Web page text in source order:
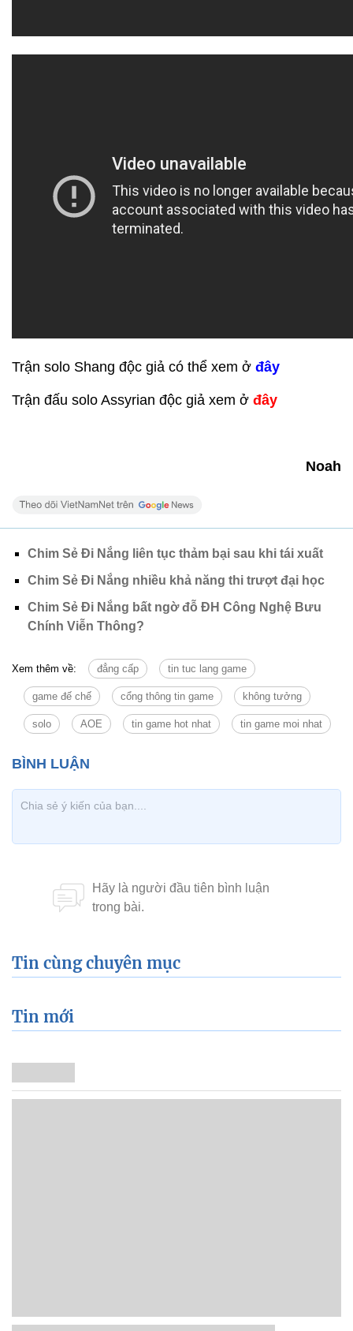
Trận solo Shang độc giả có thể xem ở đây
Trận đấu solo Assyrian độc giả xem ở đây
Noah
Chim Sẻ Đi Nắng liên tục thảm bại sau khi tái xuất
Chim Sẻ Đi Nắng nhiều khả năng thi trượt đại học
Chim Sẻ Đi Nắng bất ngờ đỗ ĐH Công Nghệ Bưu
Chính Viễn Thông?
Xem thêm về: đẳng cấp tin tuc lang game
game đế chế cổng thông tin game không tưởng
solo AOE tin game hot nhat tin game moi nhat
Tin cùng chuyên mục
Tin mới